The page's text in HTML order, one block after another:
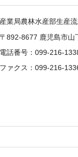
産業局農林水産部生産
〒892-8677 鹿児島市山
電話番号：099-216-
ファクス：099-216-